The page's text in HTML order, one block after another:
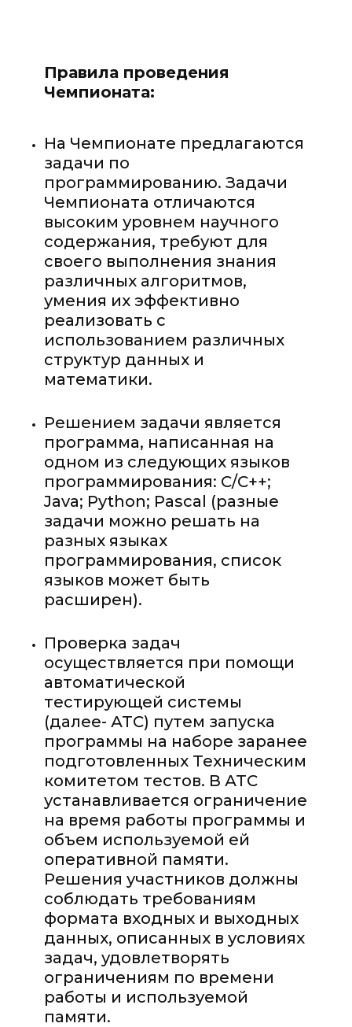
Правила проведения
Чемпионата:
На Чемпионате предлагаются
задачи по
программированию. Задачи
Чемпионата отличаются
высоким уровнем научного
содержания, требуют для
своего выполнения знания
различных алгоритмов,
умения их эффективно
реализовать с
использованием различных
структур данных и
математики.
Решением задачи является
программа, написанная на
одном из следующих языков
программирования: С/С++;
Java; Python; Pascal (разные
задачи можно решать на
разных языках
программирования, список
языков может быть
расширен).
Проверка задач
осуществляется при помощи
автоматической
тестирующей системы
(далее- АТС) путем запуска
программы на наборе заранее
подготовленных Техническим
комитетом тестов. В АТС
устанавливается ограничение
на время работы программы и
объем используемой ей
оперативной памяти.
Решения участников должны
соблюдать требованиям
формата входных и выходных
данных, описанных в условиях
задач, удовлетворять
ограничениям по времени
работы и используемой
памяти.